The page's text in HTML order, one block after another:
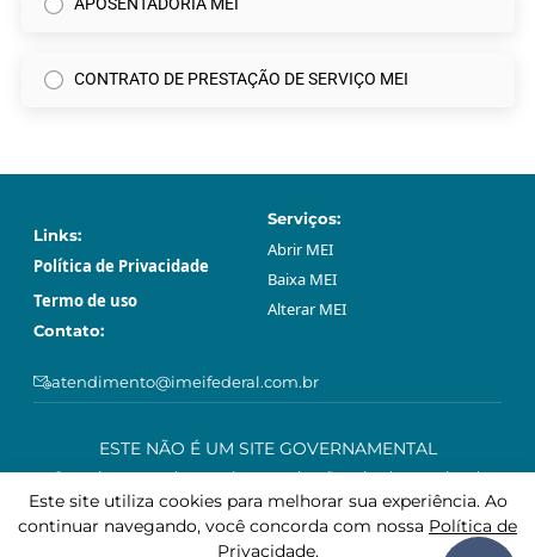
APOSENTADORIA MEI
CONTRATO DE PRESTAÇÃO DE SERVIÇO MEI
Links:
Política de Privacidade
Termo de uso
Serviços:
Abrir МЕI
Baixa МЕI
Alterar МЕI
Contato:
atendimento@imeifederal.com.br
ESTE NÃO É UM SITE GOVERNAMENTAL
O serviço prestado através neste site são privado e opcional.
Podem ser feitos gratuitamente sem o acompanhamento profissional
deste site, através da plataforma governamental gov.br.
Este site utiliza cookies para melhorar sua experiência. Ao
continuar navegando, você concorda com nossa Política de
Privacidade.